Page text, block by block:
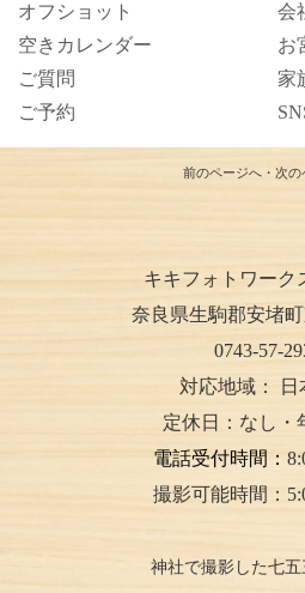
オフショット
空きカレンダー
ご質問
ご予約
会
お
家
前のページへ・ 次の
キキフォトワーク
奈良県生駒郡安堵町
0743-57-
対応地域：
日
定休日：なし・
電話受付時間：
撮影可能時間：
神社で撮影した七